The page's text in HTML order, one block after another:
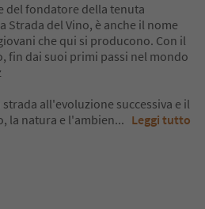
del fondatore della tenuta
Strada del Vino, è anche il nome
che qui si producono. Con il
fin dai suoi primi passi nel mondo
all'evoluzione successiva e il
la natura e l'ambien... Leggi tutto